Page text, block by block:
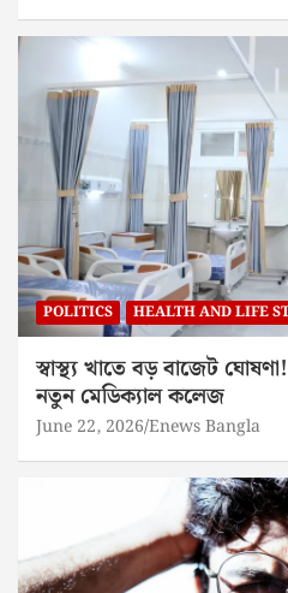
POLITICS HEALTH AND LIFE
স্বাস্থ্য খাতে বড় বাজেট
নতুন মেডিক্যাল কলেজ
June 22, 2026 Enews Bangla